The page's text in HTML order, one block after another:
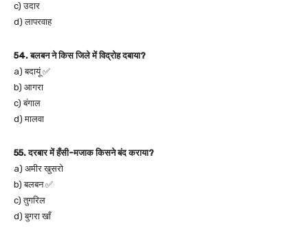
c) उदार
d) लापरवाह
54. बलबन ने किस जिले में विद्रोह दबाया?
a) बदायूं ✅
b) आगरा
c) बंगाल
d) मालवा
55. दरबार में हँसी-मजाक किसने बंद कराया?
a) अमीर खुसरो
b) बलबन ✅
c) तुगरिल
d) बुगरा खाँ